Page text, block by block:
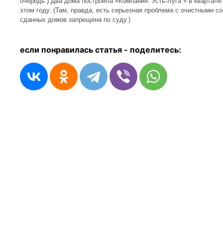
этом году. (Там, правда, есть серьезная проблема с очистными
сданных домов запрещена по суду.)
если понравилась статья - поделитесь: